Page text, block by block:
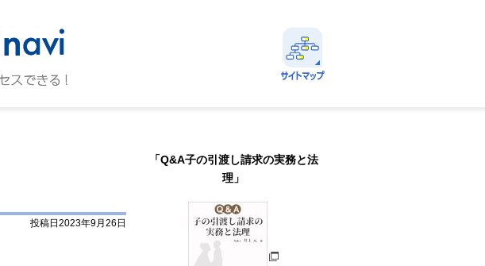
投稿日2023年9月26日
「Q&A子の引渡し請求の実務と法
理」